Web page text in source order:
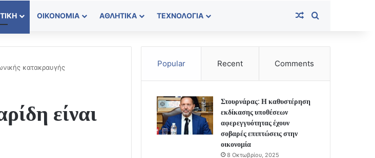
ΟΙΚΟΝΟΜΊΑ ΑΘΛΗΤΙΚΆ ΤΕΧΝΟΛΟΓΊΑ Random Article
κατακραυγής
είναι
Popular Recent Comments
Στουρνάρας: Η καθυστέρηση
εκδίκασης υποθέσεων
αφερεγγυότητας έχουν
σοβαρές επιπτώσεις στην
οικονομία
8 Οκτωβρίου, 2025